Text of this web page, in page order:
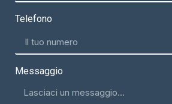
Telefono
Messaggio